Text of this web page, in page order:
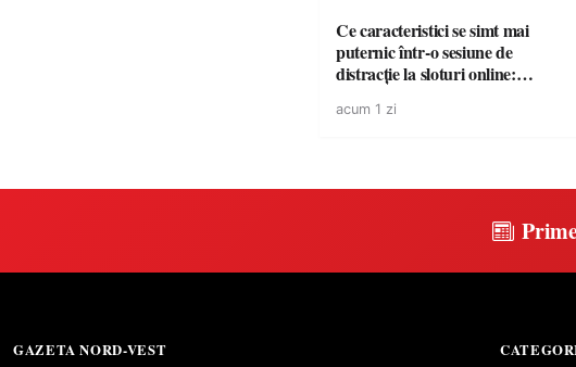
Ce caracteristici se simt mai
puternic într-o sesiune de
distracție la sloturi online:
acum 1 zi
GAZETA NORD-VEST